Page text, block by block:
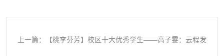
上一篇：【桃李芬芳】校区十大优秀学生——高子雯：云程发